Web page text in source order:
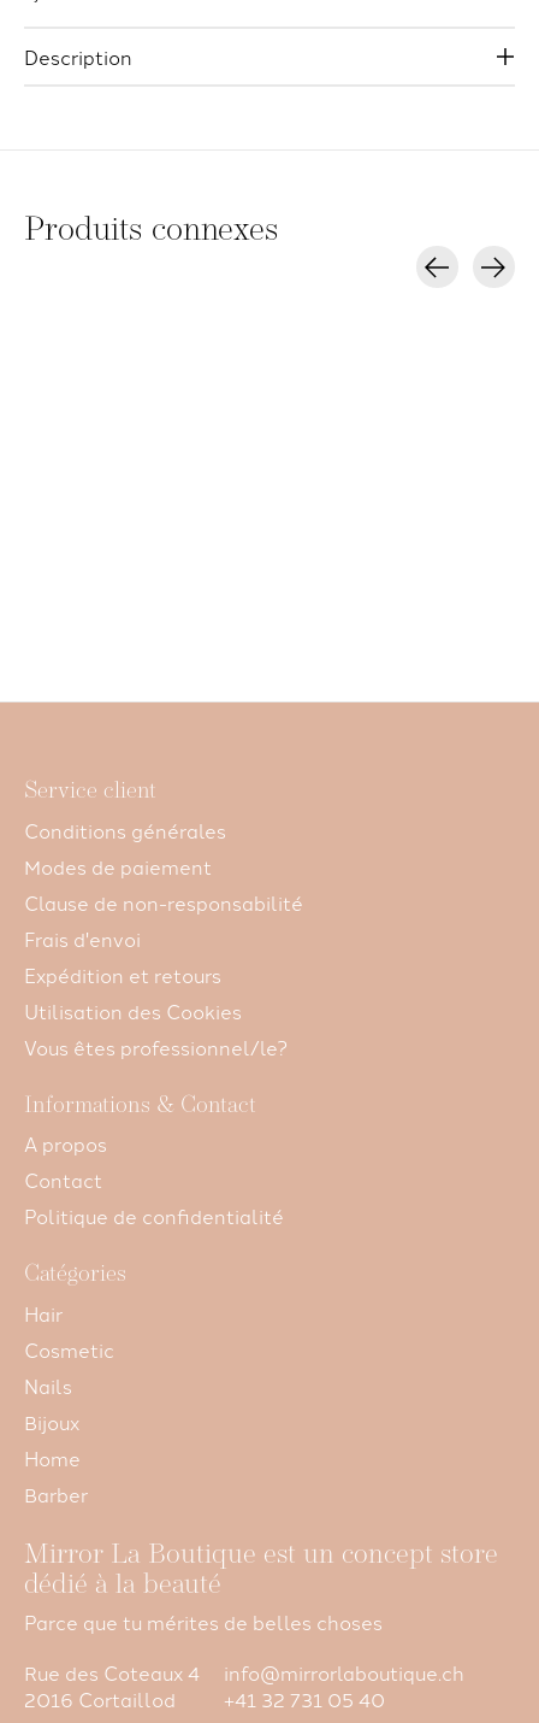
Description
Produits connexes
Service client
Conditions générales
Modes de paiement
Clause de non-responsabilité
Frais d'envoi
Expédition et retours
Utilisation des Cookies
Vous êtes professionnel/le?
Informations & Contact
A propos
Contact
Politique de confidentialité
Catégories
Hair
Cosmetic
Nails
Bijoux
Home
Barber
Mirror La Boutique est un concept store
dédié à la beauté
Parce que tu mérites de belles choses
Rue des Coteaux 4
2016 Cortaillod
info@mirrorlaboutique.ch
+41 32 731 05 40